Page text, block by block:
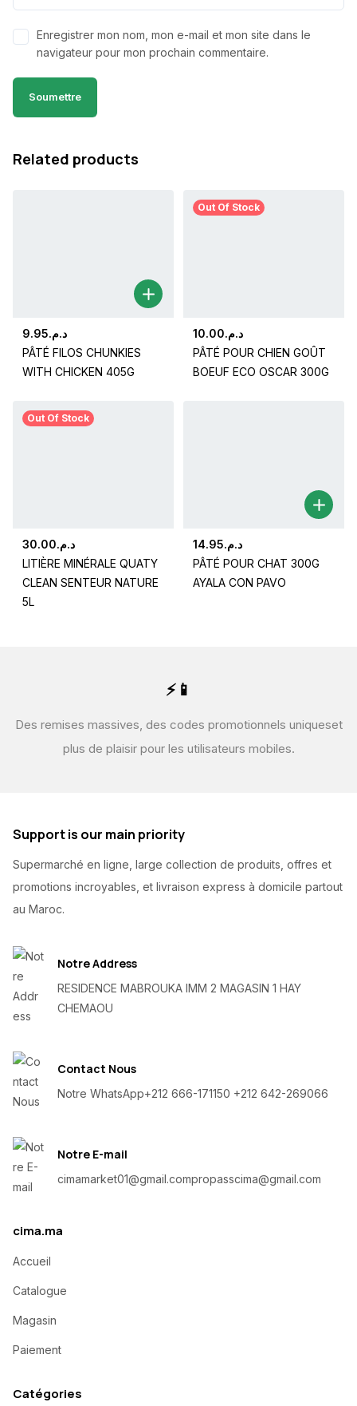
Enregistrer mon nom, mon e-mail et mon site dans le
navigateur pour mon prochain commentaire.
Related products
د.م.9.95
PÂTÉ FILOS CHUNKIES
WITH CHICKEN 405G
Out Of Stock
د.م.10.00
PÂTÉ POUR CHIEN GOÛT
BOEUF ECO OSCAR 300G
Out Of Stock
د.م.30.00
LITIÈRE MINÉRALE QUATY
CLEAN SENTEUR NATURE
5L
د.م.14.95
PÂTÉ POUR CHAT 300G
AYALA CON PAVO
⚡📱
Des remises massives, des codes promotionnels uniqueset
plus de plaisir pour les utilisateurs mobiles.
Support is our main priority
Supermarché en ligne, large collection de produits, offres et
promotions incroyables, et livraison express à domicile partout
au Maroc.
Notre Address
RESIDENCE MABROUKA IMM 2 MAGASIN 1 HAY
CHEMAOU
Contact Nous
Notre WhatsApp+212 666-171150 +212 642-269066
Notre E-mail
cimamarket01@gmail.compropasscima@gmail.com
cima.ma
Accueil
Catalogue
Magasin
Paiement
Catégories